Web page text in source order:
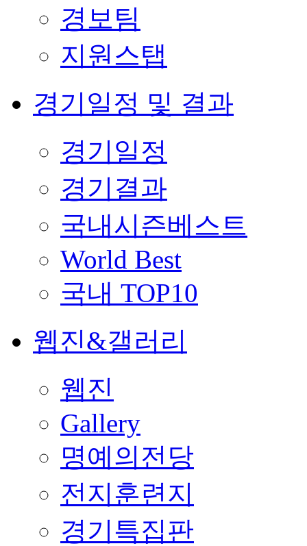
경보팀
지원스탭
경기일정 및 결과
경기일정
경기결과
국내시즌베스트
World Best
국내 TOP10
웹진&갤러리
웹진
Gallery
명예의전당
전지훈련지
경기특집판